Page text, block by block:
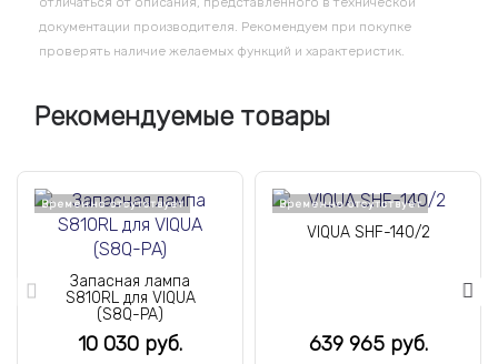
документации производителя. Рекомендуем при покупке
проверять наличие желаемых функций и характеристик.
Рекомендуемые товары
Временно отсутствует
Запасная лампа
S810RL для VIQUA
(S8Q-PA)
10 030 руб.
Временно отсутствует
VIQUA SHF-140/2
639 965 руб.